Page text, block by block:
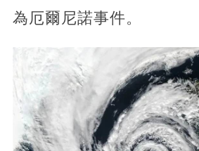
為厄爾尼諾事件。